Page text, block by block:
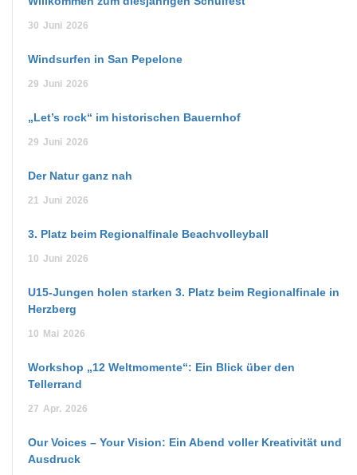
30 Juni 2026
Windsurfen in San Pepelone
29 Juni 2026
„Let’s rock“ im historischen Bauernhof
29 Juni 2026
Der Natur ganz nah
21 Juni 2026
3. Platz beim Regionalfinale Beachvolleyball
10 Juni 2026
U15-Jungen holen starken 3. Platz beim Regionalfinale in
Herzberg
10 Mai 2026
Workshop „12 Weltmomente“: Ein Blick über den
Tellerrand
27 Apr. 2026
Our Voices – Your Vision: Ein Abend voller Kreativität und
Ausdruck